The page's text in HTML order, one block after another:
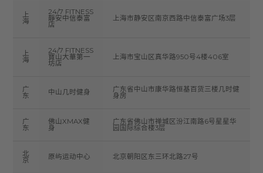
上
海
24/7 FITNESS
靜安中信泰富
店
上海市静安区南京西路中信泰富广场3层
上
海
24/7 FITNESS
寶山大華第一
坊店
上海市宝山区真华路950号4楼406室
广
东 中山几时健身 广东省中山市康华路恒基百货三楼几时健
身房
广
东
佛山XMAX健
身
广东省佛山市禅城区汾江南路6号星星华
园国际综合楼3层
北
京 原屿运动中心 北京朝阳区东三环北路27号